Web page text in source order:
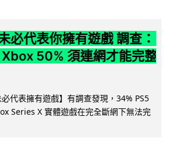
必代表你擁有遊戲 調查：
50% 須連網才能完整
必代表擁有遊戲】有調查發現，34% PS5
Series X 實體遊戲在完全斷網下無法完